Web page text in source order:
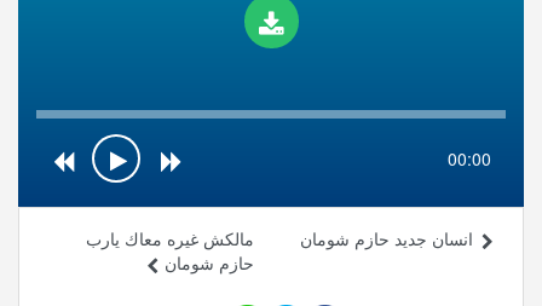
00:00
مالكش غيره معاك يارب
حازم شومان
انسان جديد حازم شومان